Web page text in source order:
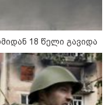
ჩადენილი
5-ჯერ შეცვლილი
4-ჯერ თავიდან
საქმე... მადლობა
მათ გარეშე ეს
დადგებოდა" - ქეთა
18 წელი გავიდა